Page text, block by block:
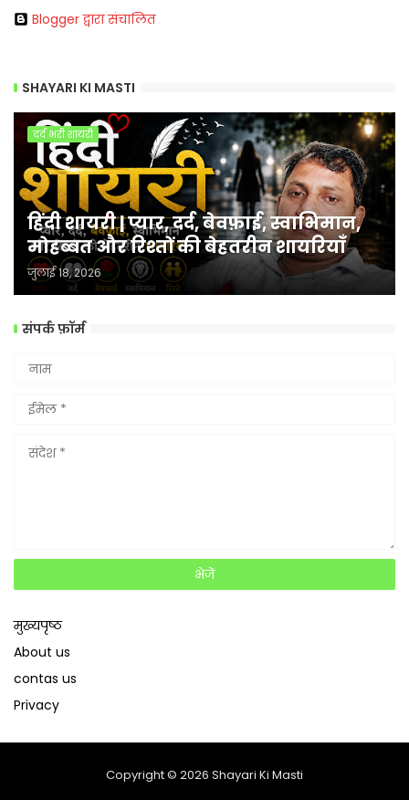
Blogger द्वारा संचालित
SHAYARI KI MASTI
दर्द भरी शायरी
हिंदी शायरी | प्यार, दर्द, बेवफ़ाई, स्वाभिमान,
मोहब्बत और रिश्तों की बेहतरीन शायरियाँ
जुलाई 18, 2026
संपर्क फ़ॉर्म
मुख्यपृष्ठ
About us
contas us
Privacy
Copyright © 2026 Shayari Ki Masti